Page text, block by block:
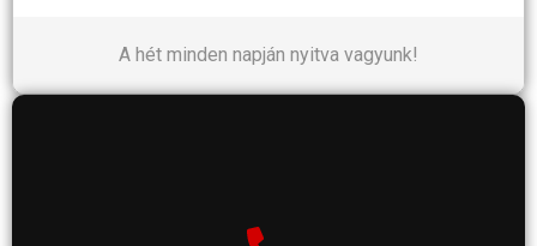
A hét minden napján nyitva vagyunk!